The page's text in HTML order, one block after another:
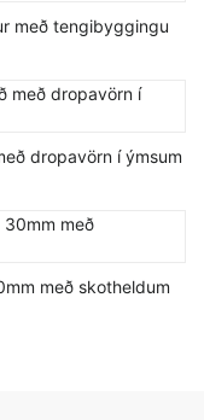
með tengibyggingu
dropavörn í ýmsum
með skotheldum